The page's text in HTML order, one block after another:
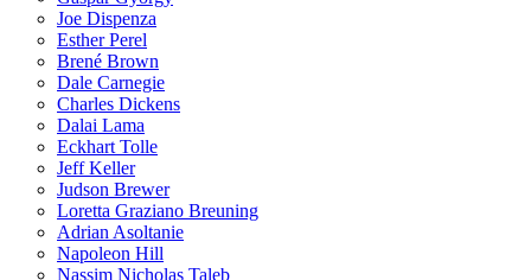
Joe Dispenza
Esther Perel
Brené Brown
Dale Carnegie
Charles Dickens
Dalai Lama
Eckhart Tolle
Jeff Keller
Judson Brewer
Loretta Graziano Breuning
Adrian Asoltanie
Napoleon Hill
Nassim Nicholas Taleb